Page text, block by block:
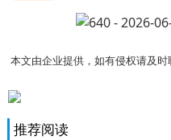
本文由企业提供，如有侵权请及
推荐阅读